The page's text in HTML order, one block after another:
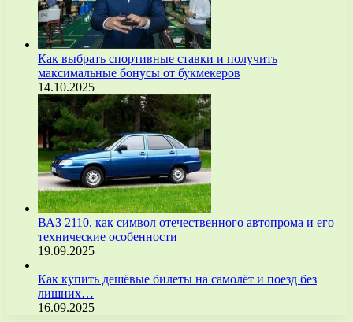
Как выбрать спортивные ставки и получить
максимальные бонусы от букмекеров
14.10.2025
ВАЗ 2110, как символ отечественного автопрома и его
технические особенности
19.09.2025
Как купить дешёвые билеты на самолёт и поезд без
лишних…
16.09.2025